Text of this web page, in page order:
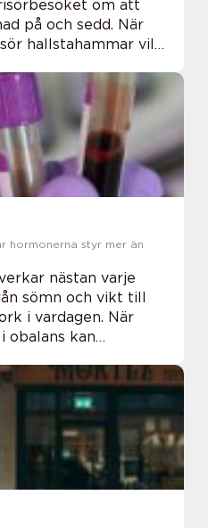
om att
på och sedd. När
hallstahammar vill
för stil och
nästan varje
sömn och vikt till
i vardagen. När
obalans kan